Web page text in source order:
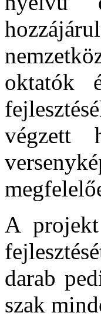
oktatók
végzett
A
darab
szak